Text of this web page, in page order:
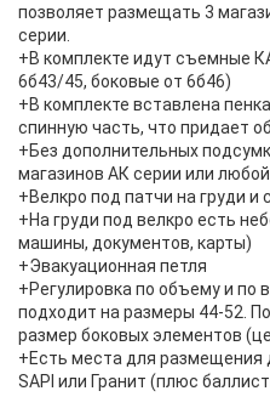
позволяет размещать 3
серии.
+В комплекте идут съемные
6б43/45, боковые от 6б46)
+В комплекте вставлена
спинную часть, что придает
+Без дополнительных
магазинов АК серии или
+Велкро под патчи на груди и
+На груди под велкро есть
машины, документов, карты)
+Эвакуационная петля
+Регулировка по объему и по
подходит на размеры 44-52.
размер боковых элементов
+Есть места для размещения
SAPI или Гранит (плюс